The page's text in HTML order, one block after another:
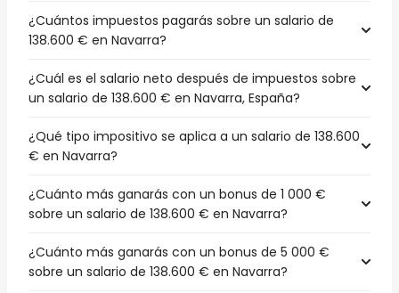
¿Cuántos impuestos pagarás sobre un salario de
138.600 € en Navarra?
¿Cuál es el salario neto después de impuestos sobre
un salario de 138.600 € en Navarra, España?
¿Qué tipo impositivo se aplica a un salario de 138.600
€ en Navarra?
¿Cuánto más ganarás con un bonus de 1 000 €
sobre un salario de 138.600 € en Navarra?
¿Cuánto más ganarás con un bonus de 5 000 €
sobre un salario de 138.600 € en Navarra?